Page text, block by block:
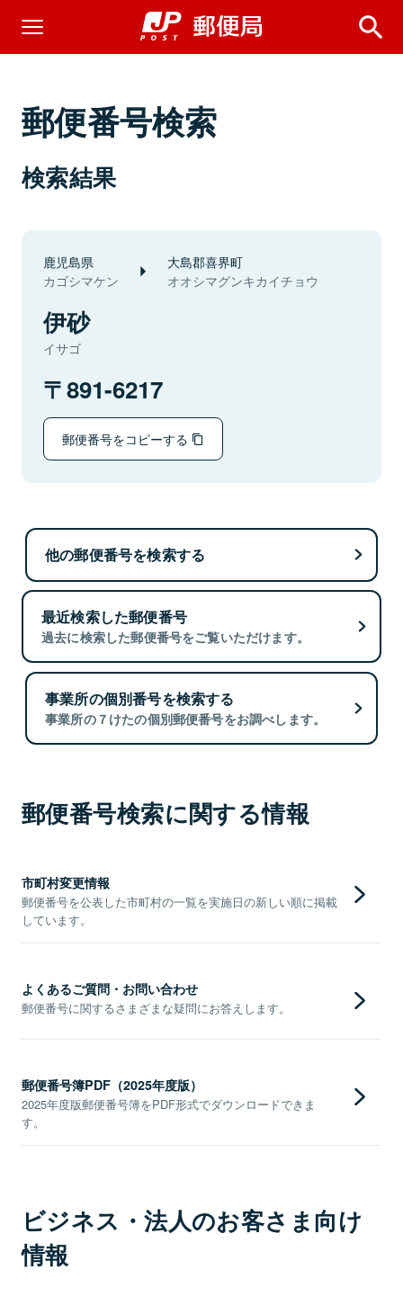
郵便番号検索
検索結果
鹿児島県
カゴシマケン
大島郡喜界町
オオシマグンキカイチョウ
伊砂
イサゴ
891-6217
郵便番号をコピーする
他の郵便番号を検索する
最近検索した郵便番号
過去に検索した郵便番号をご覧いただけます。
事業所の個別番号を検索する
事業所の７けたの個別郵便番号をお調べします。
郵便番号検索に関する情報
市町村変更情報
郵便番号を公表した市町村の一覧を実施日の新しい順に掲載
しています。
よくあるご質問・お問い合わせ
郵便番号に関するさまざまな疑問にお答えします。
郵便番号簿PDF（2025年度版）
2025年度版郵便番号簿をPDF形式でダウンロードできま
す。
ビジネス・法人のお客さま向け
情報